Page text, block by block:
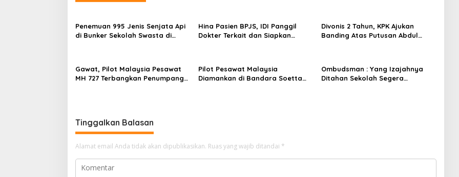
Penemuan 995 Jenis Senjata Api
di Bunker Sekolah Swasta di
Hina Pasien BPJS, IDI Panggil
Dokter Terkait dan Siapkan
Divonis 2 Tahun, KPK Ajukan
Banding Atas Putusan Abdul
Gawat, Pilot Malaysia Pesawat
MH 727 Terbangkan Penumpang
Pilot Pesawat Malaysia
Diamankan di Bandara Soetta
Ombudsman : Yang Izajahnya
Ditahan Sekolah Segera
Tinggalkan Balasan
Alamat email Anda tidak akan dipublikasikan. Ruas yang wajib ditandai *